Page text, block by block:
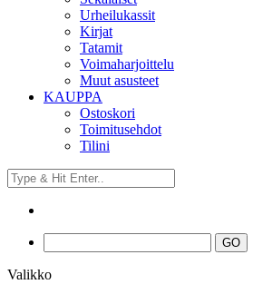
Urheilukassit
Kirjat
Tatamit
Voimaharjoittelu
Muut asusteet
KAUPPA
Ostoskori
Toimitusehdot
Tilini
Valikko